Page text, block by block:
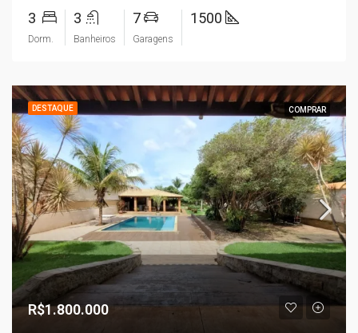
3
Dorm.
3
Banheiros
7
Garagens
1500
DESTAQUE COMPRAR
R$1.800.000